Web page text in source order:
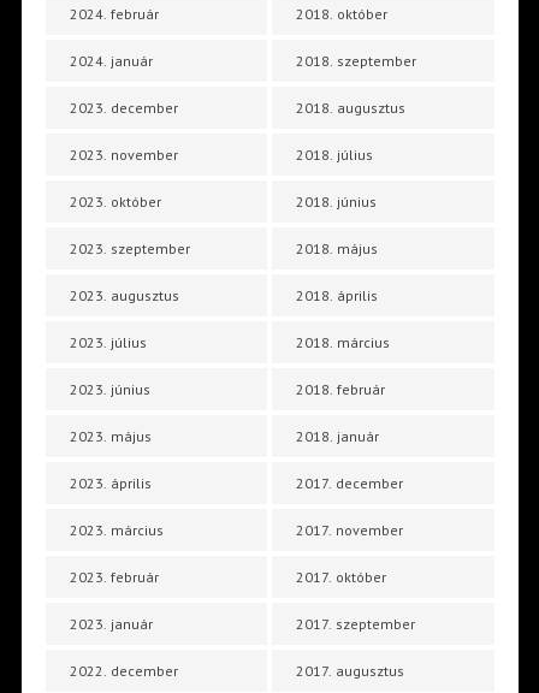
2024. február
2024. január
2023. december
2023. november
2023. október
2023. szeptember
2023. augusztus
2023. július
2023. június
2023. május
2023. április
2023. március
2023. február
2023. január
2022. december
2018. október
2018. szeptember
2018. augusztus
2018. július
2018. június
2018. május
2018. április
2018. március
2018. február
2018. január
2017. december
2017. november
2017. október
2017. szeptember
2017. augusztus